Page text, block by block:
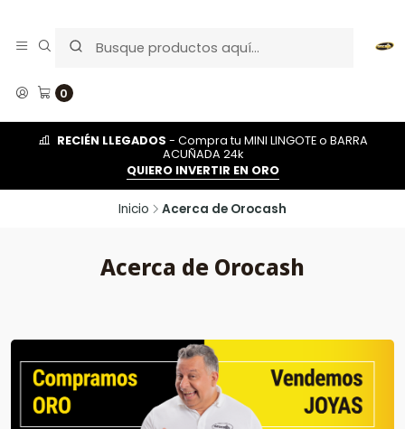
0
RECIÉN LLEGADOS - Compra tu MINI LINGOTE o BARRA
ACUÑADA 24k
QUIERO INVERTIR EN ORO
Inicio Acerca de Orocash
Acerca de Orocash